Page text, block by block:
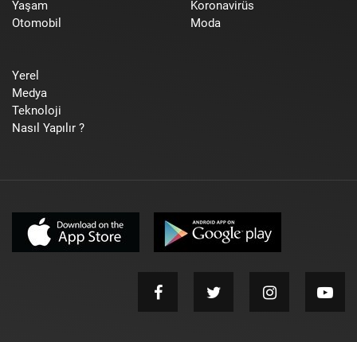
Yaşam
Otomobil
Koronavirüs
Moda
Yerel
Medya
Teknoloji
Nasıl Yapılır ?